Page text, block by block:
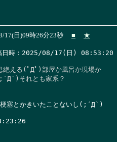
17(日)09時26分23秒 ■ ★
日時：2025/08/17(日)
える(ﾟДﾟ)部屋か風呂か現場か
それとも家系？
梗塞とかきいたことないし(;´Д`)